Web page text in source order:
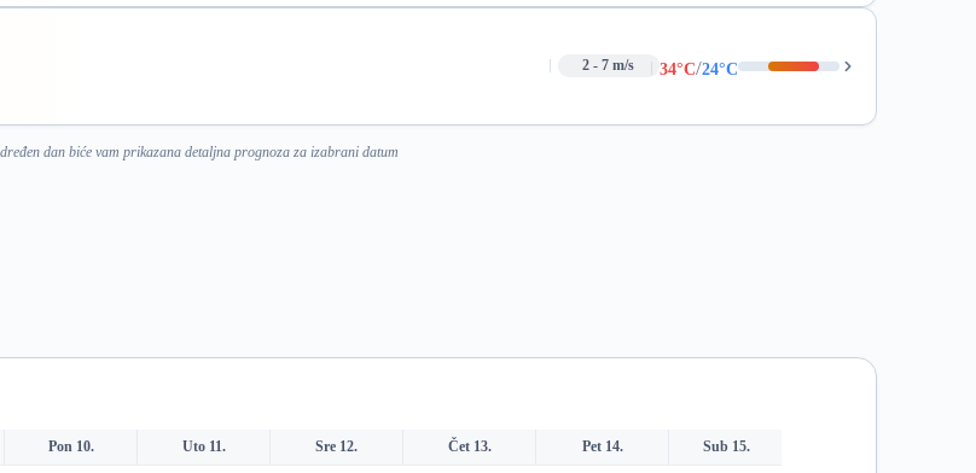
2 - 7 m/s 34°C/24°C
dan biće vam prikazana detaljna prognoza za izabrani datum
Pon 10. Uto 11. Sre 12. Čet 13. Pet 14. Sub 15.